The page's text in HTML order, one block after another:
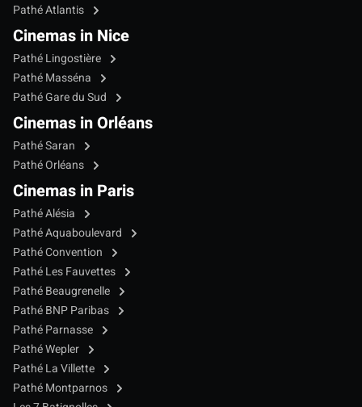
Pathé Atlantis
Cinemas in Nice
Pathé Lingostière
Pathé Masséna
Pathé Gare du Sud
Cinemas in Orléans
Pathé Saran
Pathé Orléans
Cinemas in Paris
Pathé Alésia
Pathé Aquaboulevard
Pathé Convention
Pathé Les Fauvettes
Pathé Beaugrenelle
Pathé BNP Paribas
Pathé Parnasse
Pathé Wepler
Pathé La Villette
Pathé Montparnos